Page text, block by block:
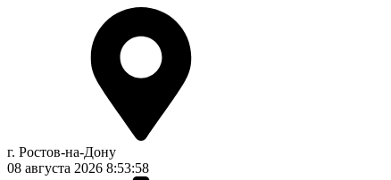
г. Ростов-на-Дону
08 августа 2026 8:53:59